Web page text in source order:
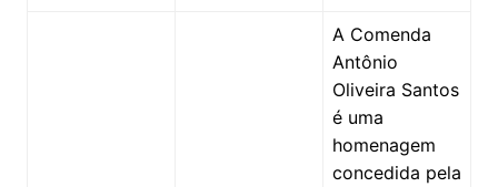
A Comenda
Antônio
Oliveira Santos
é uma
homenagem
concedida pela